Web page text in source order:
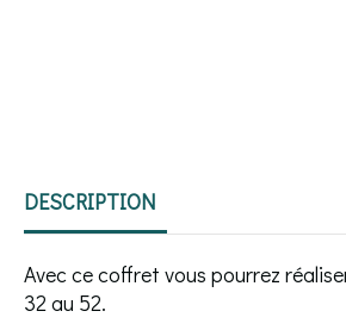
DESCRIPTION
Avec ce coffret vous pourrez
32 au 52.